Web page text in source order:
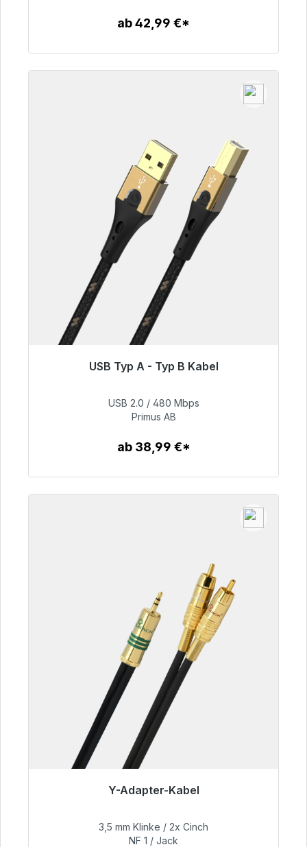
ab 42,99 €*
USB Typ A - Typ B Kabel
76,99 €
USB 2.0 / 480 Mbps
Primus AB
ab 38,99 €*
Y-Adapter-Kabel
54,99 €
3,5 mm Klinke / 2x Cinch
NF 1 / Jack